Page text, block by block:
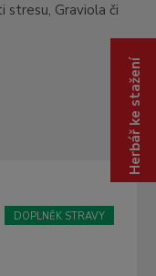
stresu, Graviola či
DOPLNĚK STRAVY
Herbář ke stažení